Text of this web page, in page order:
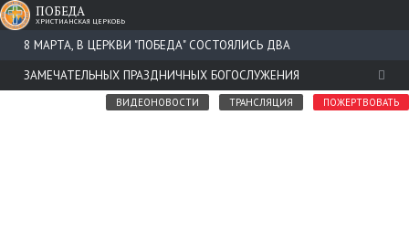
ПОБЕДА
ХРИСТИАНСКАЯ ЦЕРКОВЬ
8 МАРТА, В ЦЕРКВИ "ПОБЕДА" СОСТОЯЛИСЬ ДВА
ЗАМЕЧАТЕЛЬНЫХ ПРАЗДНИЧНЫХ БОГОСЛУЖЕНИЯ
ВИДЕОНОВОСТИ ТРАНСЛЯЦИЯ ПОЖЕРТВОВАТЬ